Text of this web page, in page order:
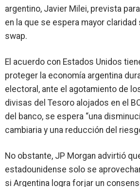
argentino, Javier Milei, prevista
en la que se espera mayor claridad
swap.
El acuerdo con Estados Unidos
proteger la economía argentina
electoral, ante el agotamiento de
divisas del Tesoro alojados en el
del banco, se espera “una
cambiaria y una reducción del
No obstante, JP Morgan advirtió
estadounidense solo se
si Argentina logra forjar un